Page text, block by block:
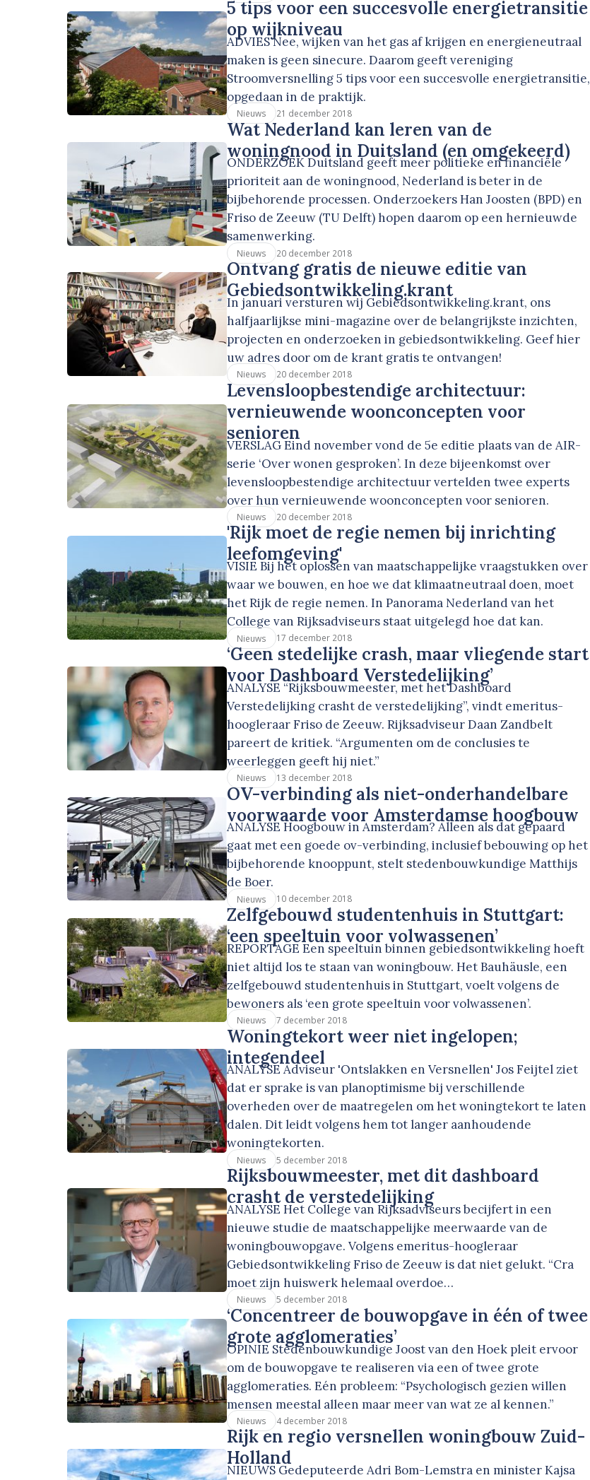
5 tips voor een succesvolle energietransitie
op wijkniveau
ADVIES Nee, wijken van het gas af krijgen en energieneutraal
maken is geen sinecure. Daarom geeft vereniging
Stroomversnelling 5 tips voor een succesvolle energietransitie,
opgedaan in de praktijk.
Nieuws 21 december 2018
Wat Nederland kan leren van de
woningnood in Duitsland (en omgekeerd)
ONDERZOEK Duitsland geeft meer politieke en financiële
prioriteit aan de woningnood, Nederland is beter in de
bijbehorende processen. Onderzoekers Han Joosten (BPD) en
Friso de Zeeuw (TU Delft) hopen daarom op een hernieuwde
samenwerking.
Nieuws 20 december 2018
Ontvang gratis de nieuwe editie van
Gebiedsontwikkeling.krant
In januari versturen wij Gebiedsontwikkeling.krant, ons
halfjaarlijkse mini-magazine over de belangrijkste inzichten,
projecten en onderzoeken in gebiedsontwikkeling. Geef hier
uw adres door om de krant gratis te ontvangen!
Nieuws 20 december 2018
Levensloopbestendige architectuur:
vernieuwende woonconcepten voor
senioren
VERSLAG Eind november vond de 5e editie plaats van de AIR-
serie ‘Over wonen gesproken’. In deze bijeenkomst over
levensloopbestendige architectuur vertelden twee experts
over hun vernieuwende woonconcepten voor senioren.
Nieuws 20 december 2018
'Rijk moet de regie nemen bij inrichting
leefomgeving'
VISIE Bij het oplossen van maatschappelijke vraagstukken over
waar we bouwen, en hoe we dat klimaatneutraal doen, moet
het Rijk de regie nemen. In Panorama Nederland van het
College van Rijksadviseurs staat uitgelegd hoe dat kan.
Nieuws 17 december 2018
‘Geen stedelijke crash, maar vliegende start
voor Dashboard Verstedelijking’
ANALYSE “Rijksbouwmeester, met het Dashboard
Verstedelijking crasht de verstedelijking”, vindt emeritus-
hoogleraar Friso de Zeeuw. Rijksadviseur Daan Zandbelt
pareert de kritiek. “Argumenten om de conclusies te
weerleggen geeft hij niet.”
Nieuws 13 december 2018
OV-verbinding als niet-onderhandelbare
voorwaarde voor Amsterdamse hoogbouw
ANALYSE Hoogbouw in Amsterdam? Alleen als dat gepaard
gaat met een goede ov-verbinding, inclusief bebouwing op het
bijbehorende knooppunt, stelt stedenbouwkundige Matthijs
de Boer.
Nieuws 10 december 2018
Zelfgebouwd studentenhuis in Stuttgart:
‘een speeltuin voor volwassenen’
REPORTAGE Een speeltuin binnen gebiedsontwikkeling hoeft
niet altijd los te staan van woningbouw. Het Bauhäusle, een
zelfgebouwd studentenhuis in Stuttgart, voelt volgens de
bewoners als ‘een grote speeltuin voor volwassenen’.
Nieuws 7 december 2018
Woningtekort weer niet ingelopen;
integendeel
ANALYSE Adviseur 'Ontslakken en Versnellen' Jos Feijtel ziet
dat er sprake is van planoptimisme bij verschillende
overheden over de maatregelen om het woningtekort te laten
dalen. Dit leidt volgens hem tot langer aanhoudende
woningtekorten.
Nieuws 5 december 2018
Rijksbouwmeester, met dit dashboard
crasht de verstedelijking
ANALYSE Het College van Rijksadviseurs becijfert in een
nieuwe studie de maatschappelijke meerwaarde van de
woningbouwopgave. Volgens emeritus-hoogleraar
Gebiedsontwikkeling Friso de Zeeuw is dat niet gelukt. “Cra
moet zijn huiswerk helemaal overdoe…
Nieuws 5 december 2018
‘Concentreer de bouwopgave in één of twee
grote agglomeraties’
OPINIE Stedenbouwkundige Joost van den Hoek pleit ervoor
om de bouwopgave te realiseren via een of twee grote
agglomeraties. Eén probleem: “Psychologisch gezien willen
mensen meestal alleen maar meer van wat ze al kennen.”
Nieuws 4 december 2018
Rijk en regio versnellen woningbouw Zuid-
Holland
NIEUWS Gedeputeerde Adri Bom-Lemstra en minister Kajsa